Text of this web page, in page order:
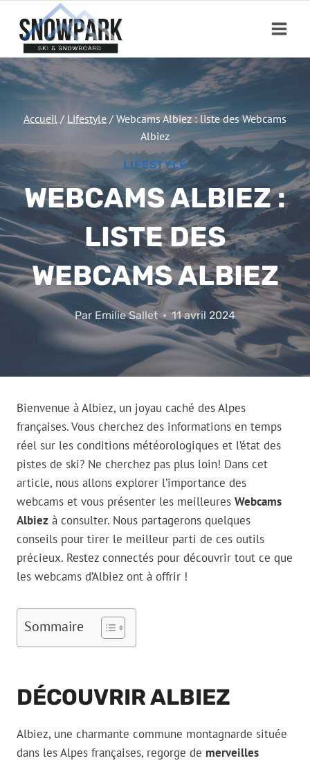
contenu
Accueil / Lifestyle / Webcams Albiez : liste des Webcams
Albiez
LIFESTYLE
WEBCAMS ALBIEZ :
LISTE DES
WEBCAMS ALBIEZ
Par Emilie Sallet 11 avril 2024
Bienvenue à Albiez, un joyau caché des Alpes
françaises. Vous cherchez des informations en temps
réel sur les conditions météorologiques et l’état des
pistes de ski? Ne cherchez pas plus loin! Dans cet
article, nous allons explorer l’importance des
webcams et vous présenter les meilleures Webcams
Albiez à consulter. Nous partagerons quelques
conseils pour tirer le meilleur parti de ces outils
précieux. Restez connectés pour découvrir tout ce que
les webcams d’Albiez ont à offrir !
Sommaire
DÉCOUVRIR ALBIEZ
Albiez, une charmante commune montagnarde située
dans les Alpes françaises, regorge de merveilles